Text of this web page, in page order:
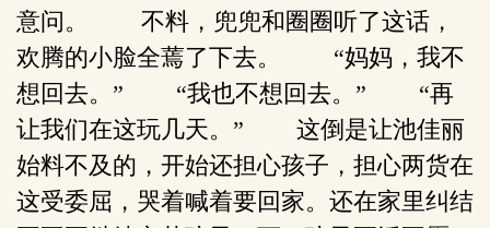
意问。 不料，兜兜和圈圈听了这话，
欢腾的小脸全蔫了下去。 “妈妈，我不
想回去。” “我也不想回去。” “再
让我们在这玩几天。” 这倒是让池佳丽
始料不及的，开始还担心孩子，担心两货在
这受委屈，哭着喊着要回家。还在家里纠结